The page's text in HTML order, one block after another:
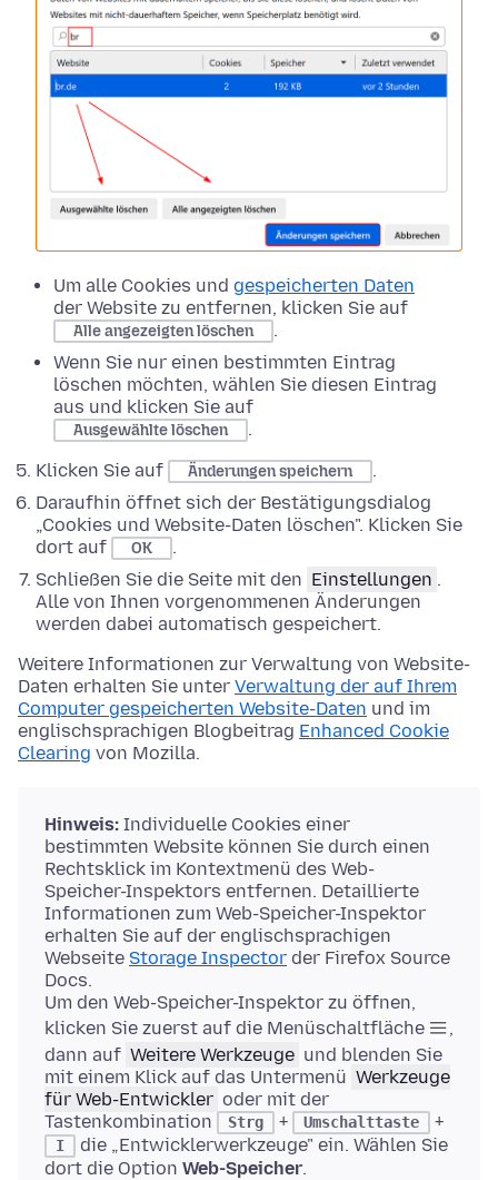
Um alle Cookies und gespeicherten Daten
der Website zu entfernen, klicken Sie auf
Alle angezeigten löschen
.
Wenn Sie nur einen bestimmten Eintrag
löschen möchten, wählen Sie diesen Eintrag
aus und klicken Sie auf
Ausgewählte löschen
.
Klicken Sie auf
Änderungen speichern
.
Daraufhin öffnet sich der Bestätigungsdialog
„Cookies und Website-Daten löschen". Klicken Sie
dort auf
OK
.
Schließen Sie die Seite mit den Einstellungen .
Alle von Ihnen vorgenommenen Änderungen
werden dabei automatisch gespeichert.
Weitere Informationen zur Verwaltung von Website-
Daten erhalten Sie unter Verwaltung der auf Ihrem
Computer gespeicherten Website-Daten und im
englischsprachigen Blogbeitrag Enhanced Cookie
Clearing von Mozilla.
Hinweis: Individuelle Cookies einer
bestimmten Website können Sie durch einen
Rechtsklick im Kontextmenü des Web-
Speicher-Inspektors entfernen. Detaillierte
Informationen zum Web-Speicher-Inspektor
erhalten Sie auf der englischsprachigen
Webseite Storage Inspector der Firefox Source
Docs.
Um den Web-Speicher-Inspektor zu öffnen,
klicken Sie zuerst auf die Menüschaltfläche
,
dann auf Weitere Werkzeuge und blenden Sie
mit einem Klick auf das Untermenü Werkzeuge
für Web-Entwickler oder mit der
Tastenkombination
Strg + Umschalttaste +
I
die „Entwicklerwerkzeuge" ein. Wählen Sie
dort die Option Web-Speicher.